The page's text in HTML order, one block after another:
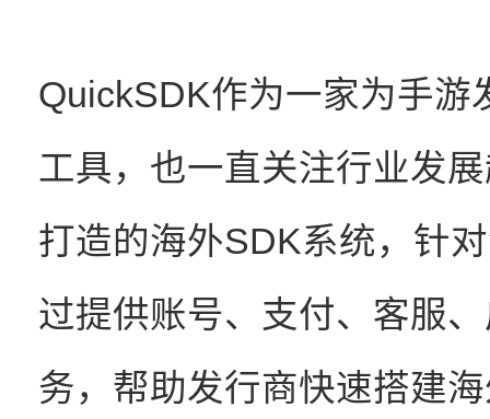
QuickSDK作为一家为手游
工具，也一直关注行业发
打造的海外SDK系统，针
过提供账号、支付、客服
务，帮助发行商快速搭建